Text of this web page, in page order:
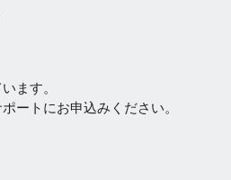
ます。
ートにお申込みください。